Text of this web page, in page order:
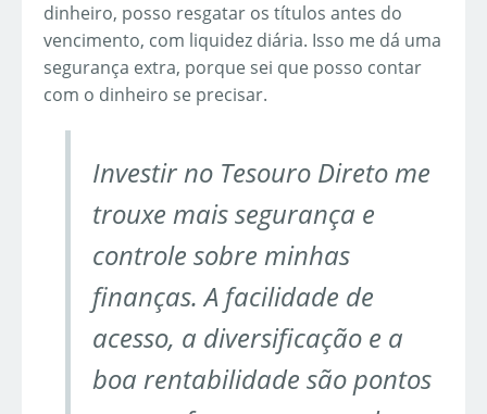
dinheiro, posso resgatar os títulos antes do
vencimento, com liquidez diária. Isso me dá uma
segurança extra, porque sei que posso contar
com o dinheiro se precisar.
Investir no Tesouro Direto me
trouxe mais segurança e
controle sobre minhas
finanças. A facilidade de
acesso, a diversificação e a
boa rentabilidade são pontos